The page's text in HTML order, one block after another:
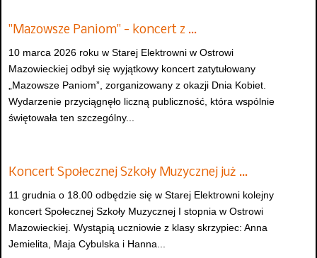
"Mazowsze Paniom" - koncert z …
10 marca 2026 roku w Starej Elektrowni w Ostrowi
Mazowieckiej odbył się wyjątkowy koncert zatytułowany
„Mazowsze Paniom”, zorganizowany z okazji Dnia Kobiet.
Wydarzenie przyciągnęło liczną publiczność, która wspólnie
świętowała ten szczególny...
Koncert Społecznej Szkoły Muzycznej już …
11 grudnia o 18.00 odbędzie się w Starej Elektrowni kolejny
koncert Społecznej Szkoły Muzycznej I stopnia w Ostrowi
Mazowieckiej. Wystąpią uczniowie z klasy skrzypiec: Anna
Jemielita, Maja Cybulska i Hanna...